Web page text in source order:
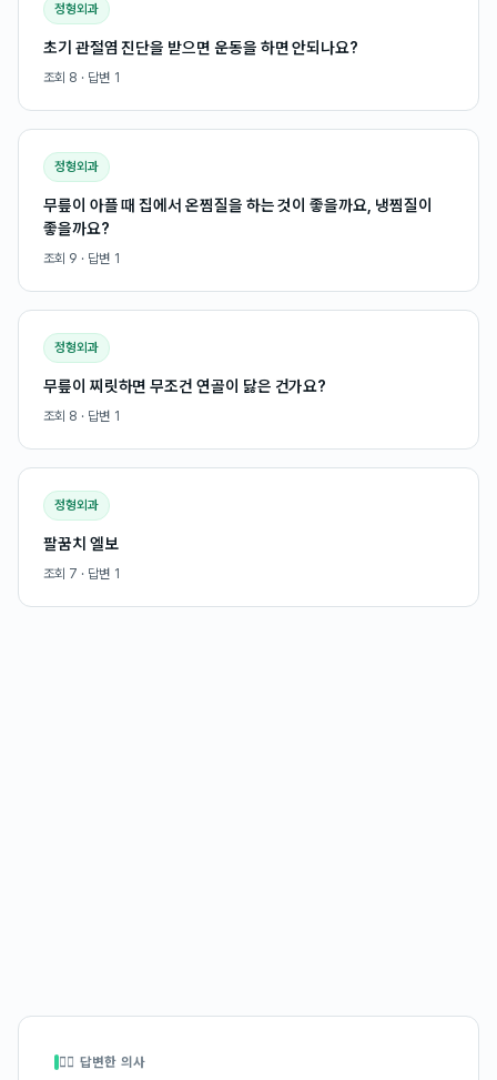
정형외과
초기 관절염 진단을 받으면 운동을 하면 안되나요?
조회 8 · 답변 1
정형외과
무릎이 아플 때 집에서 온찜질을 하는 것이 좋을까요, 냉찜질이
좋을까요?
조회 9 · 답변 1
정형외과
무릎이 찌릿하면 무조건 연골이 닳은 건가요?
조회 8 · 답변 1
정형외과
팔꿈치 엘보
조회 7 · 답변 1
👩‍⚕️ 답변한 의사